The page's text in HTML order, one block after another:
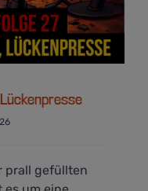
prall gefüllten